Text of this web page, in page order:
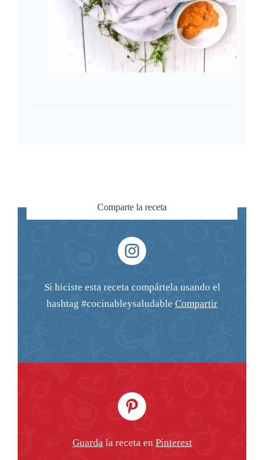
Comparte la receta
Si hiciste esta receta compártela usando el
hashtag #cocinableysaludable Compartir
Guarda la receta en Pinterest